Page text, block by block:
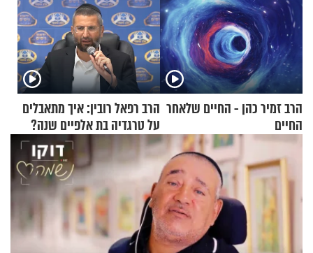
הרב זמיר כהן - החיים שלאחר
החיים
הרב רפאל רובין: איך מתאבלים
על טרגדיה בת אלפיים שנה?